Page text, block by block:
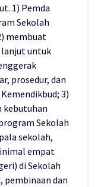
1) Pemda
Sekolah
membuat
lanjut untuk
prosedur, dan
3)
kebutuhan
Sekolah
sekolah,
empat
di Sekolah
pembinaan dan